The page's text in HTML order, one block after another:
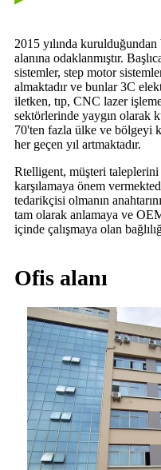
2015 yılında
alanına odaklanmıştır.
sistemler, step motor
almaktadır ve bunlar 3C
iletken, tıp, CNC lazer
sektörlerinde yaygın olarak
70'ten fazla ülke ve bölgeyi
her geçen yıl artmaktadır.
Rtelligent, müşteri
karşılamaya önem
tedarikçisi olmanın
tam olarak anlamaya ve
içinde çalışmaya olan
Ofis alanı